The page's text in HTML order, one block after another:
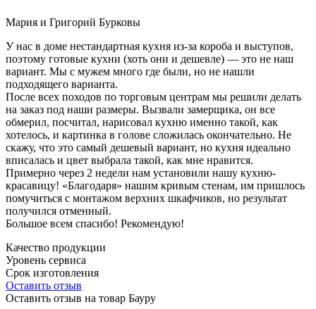
Мария и Григорий Бурковы
У нас в доме нестандартная кухня из-за короба и выступов,
поэтому готовые кухни (хоть они и дешевле) — это не наш
вариант. Мы с мужем много где были, но не нашли
подходящего варианта.
После всех походов по торговым центрам мы решили делать
на заказ под наши размеры. Вызвали замерщика, он все
обмерил, посчитал, нарисовал кухню именно такой, как
хотелось, и картинка в голове сложилась окончательно. Не
скажу, что это самый дешевый вариант, но кухня идеально
вписалась и цвет выбрала такой, как мне нравится.
Примерно через 2 недели нам установили нашу кухню-
красавицу! «Благодаря» нашим кривым стенам, им пришлось
помучиться с монтажом верхних шкафчиков, но результат
получился отменный.
Большое всем спасибо! Рекомендую!
Качество продукции
Уровень сервиса
Срок изготовления
Оставить отзыв
Оставить отзыв на товар Бауру